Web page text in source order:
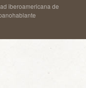
iberoamericana de